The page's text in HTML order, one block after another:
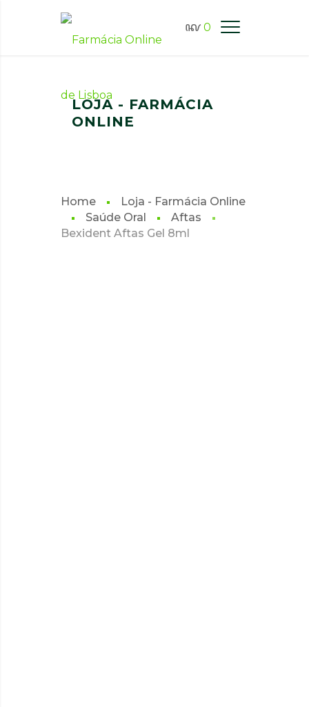
0
FARMÁCIA ONLINE LISBOA
LOJA - FARMÁCIA
ONLINE
Home
Loja - Farmácia Online
Saúde Oral
Aftas
Bexident Aftas Gel 8ml